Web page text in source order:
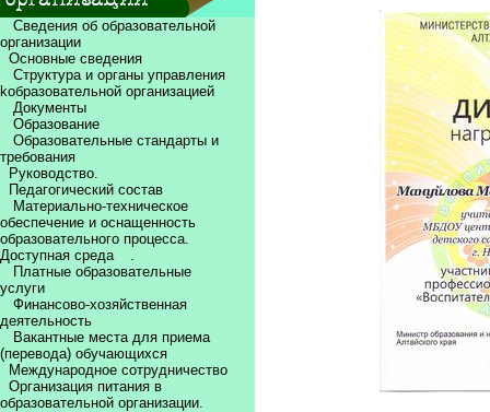
Сведения об образовательной
организации
Основные сведения
Структура и органы управления
kобразовательной организацией
Документы
Образование
Образовательные стандарты и
требования
Руководство.
Педагогический состав
Материально-техническое
обеспечение и оснащенность
образовательного процесса.
Доступная среда
.
Платные образовательные
услуги
Финансово-хозяйственная
деятельность
Вакантные места для приема
(перевода) обучающихся
Международное сотрудничество
Организация питания в
образовательной организации.